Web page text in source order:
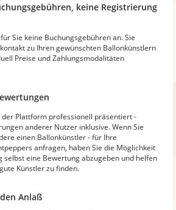
keine Registrierung
Sie keine Buchungsgebühren an. Sie
zu Ihren gewünschten Ballonkünstlern
Preise und Zahlungsmodalitäten
Plattform professionell präsentiert -
anderer Nutzer inklusive. Wenn Sie
einen Ballonkünstler - für Ihre
anfragen, haben Sie die Möglichkeit
selbst eine Bewertung abzugeben und helfen
Künstler zu finden.
Anlaß